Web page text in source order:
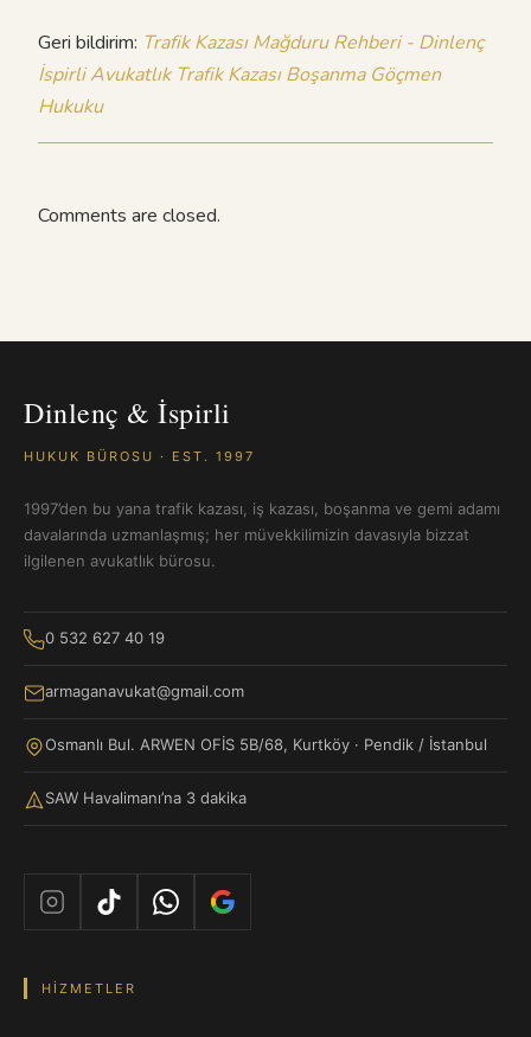
Geri bildirim: Trafik Kazası Mağduru Rehberi - Dinlenç
İspirli Avukatlık Trafik Kazası Boşanma Göçmen
Hukuku
Comments are closed.
Dinlenç & İspirli
HUKUK BÜROSU · EST. 1997
1997’den bu yana trafik kazası, iş kazası, boşanma ve gemi adamı
davalarında uzmanlaşmış; her müvekkilimizin davasıyla bizzat
ilgilenen avukatlık bürosu.
0 532 627 40 19
armaganavukat@gmail.com
Osmanlı Bul. ARWEN OFİS 5B/68, Kurtköy · Pendik / İstanbul
SAW Havalimanı’na 3 dakika
HIZMETLER